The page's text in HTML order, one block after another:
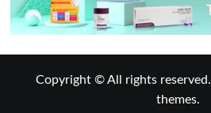
Copyright © All rights reserved.
themes.